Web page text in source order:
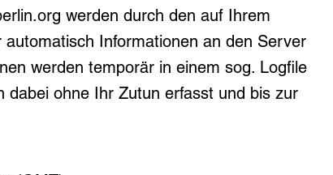
werden durch den auf Ihrem
Informationen an den Server
werden temporär in einem sog. Logfile
dabei ohne Ihr Zutun erfasst und bis zur